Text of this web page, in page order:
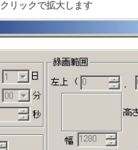
クリックで拡大します